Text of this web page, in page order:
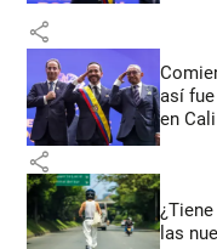
share
así
en Cali
share
las